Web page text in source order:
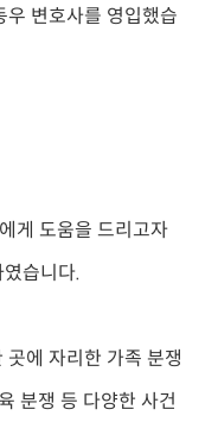
변호사를 영입했습
게 도움을 드리고자
습니다.
에 자리한 가족 분쟁
분쟁 등 다양한 사건